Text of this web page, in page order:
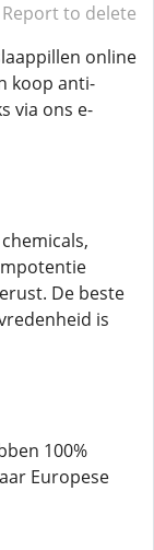
Report to delete
online
koop anti-
via ons e-
De beste
is
100%
Europese